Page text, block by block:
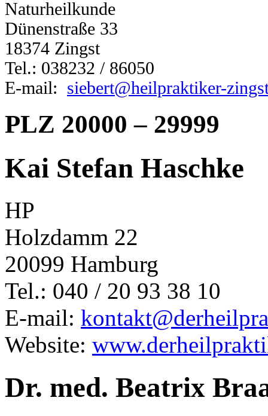
Naturheilkunde
Dünenstraße 33
18374 Zingst
Tel.: 038232 / 86050
E-mail: siebert@heilpraktiker-
PLZ 20000 – 29999
Kai Stefan Haschke
HP
Holzdamm 22
20099 Hamburg
Tel.: 040 / 20 93 38 10
E-mail:
Website:
Dr. med. Beatrix